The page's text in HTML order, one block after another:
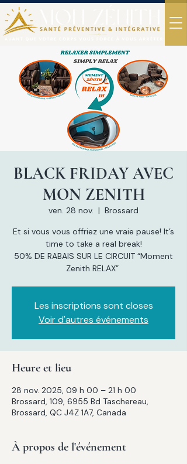
BLACK FRIDAY AVEC
MON ZENITH
ven. 28 nov.
  |
Brossard
Et si vous vous offriez une vraie pause! It’s
time to take a real break!
50% DE RABAIS SUR LE CIRCUIT “Moment
Zenith RELAX”
Les inscriptions sont closes
Voir d'autres événements
Heure et lieu
28 nov. 2025, 09 h 00 – 21 h 00
Brossard, 109, 6955 Bd Taschereau,
Brossard, QC J4Z 1A7, Canada
À propos de l'événement